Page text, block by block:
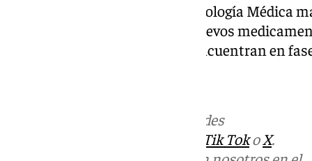
Actualmente, el Servicio de Oncología Médica
clínicos para el desarrollo de nuevos
en fase 1, 74 en fase 2 y 125 se encuentran en
en las redes
Tik TokoX.